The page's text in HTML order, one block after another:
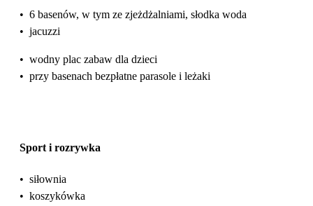
• 6 basenów, w tym ze zjeżdżalniami, słodka woda
• jacuzzi
• wodny plac zabaw dla dzieci
• przy basenach bezpłatne parasole i leżaki
Sport i rozrywka
• siłownia
• koszykówka